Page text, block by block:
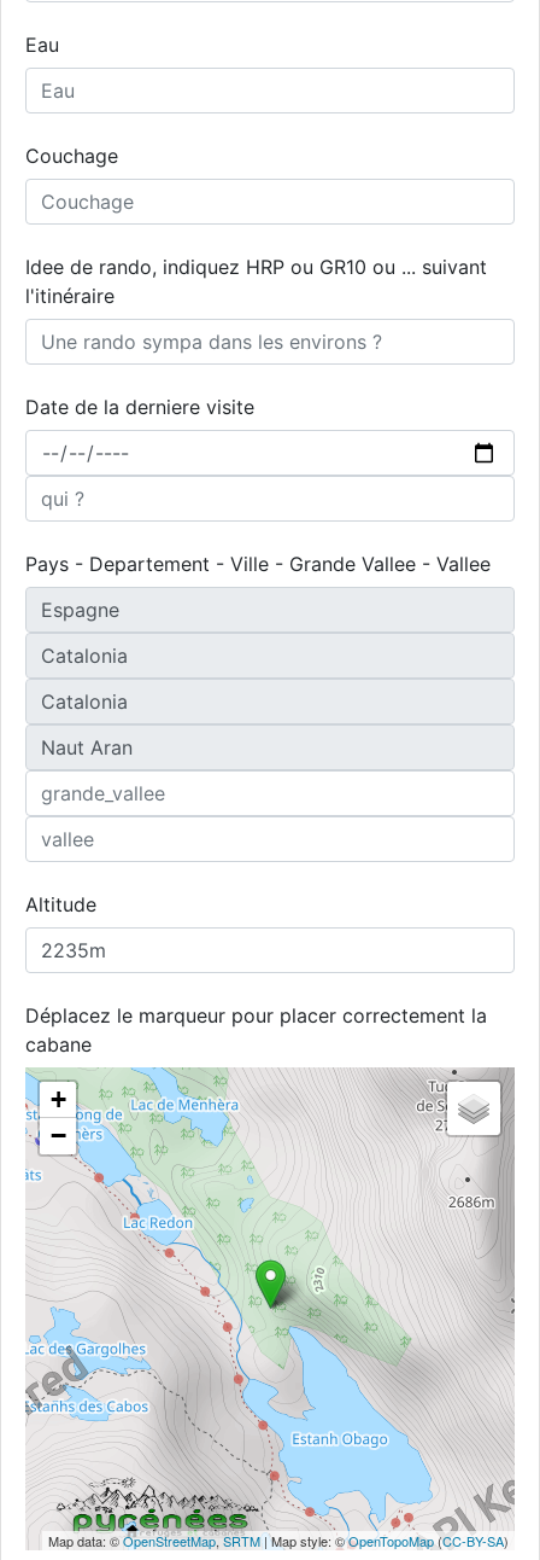
Eau
Couchage
Idee de rando, indiquez HRP ou GR10 ou ... suivant
l'itinéraire
Date de la derniere visite
Pays - Departement - Ville - Grande Vallee - Vallee
Altitude
Déplacez le marqueur pour placer correctement la
cabane
+
−
Map data: ©OpenStreetMap,SRTM| Map style: ©OpenTopoMap(CC-BY-SA)